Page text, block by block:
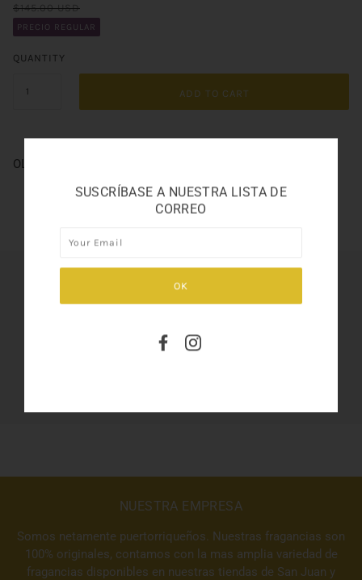
$145.00 USD
PRECIO REGULAR
QUANTITY
ADD TO CART
OLYMPEA 2.7OZ
SHARE THIS
NUESTRA EMPRESA
Somos netamente puertorriqueños. Nuestras fragancias son
100% originales, contamos con la mas amplia variedad de
fragancias disponibles en nuestras tiendas de San Juan y
SUSCRÍBASE A NUESTRA LISTA DE
CORREO